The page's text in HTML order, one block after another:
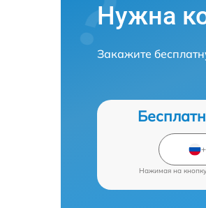
Нужна
Закажите
Нажимая на